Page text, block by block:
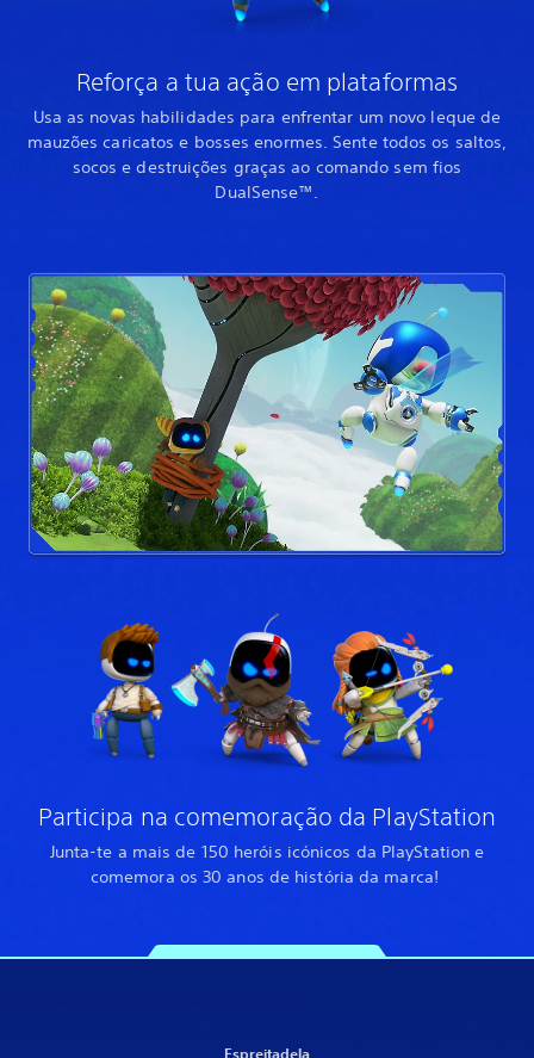
Reforça a tua ação em plataformas
Usa as novas habilidades para enfrentar um novo leque de
mauzões caricatos e bosses enormes. Sente todos os saltos,
socos e destruições graças ao comando sem fios
DualSense™.
Participa na comemoração da PlayStation
Junta-te a mais de 150 heróis icónicos da PlayStation e
comemora os 30 anos de história da marca!
Espreitadela